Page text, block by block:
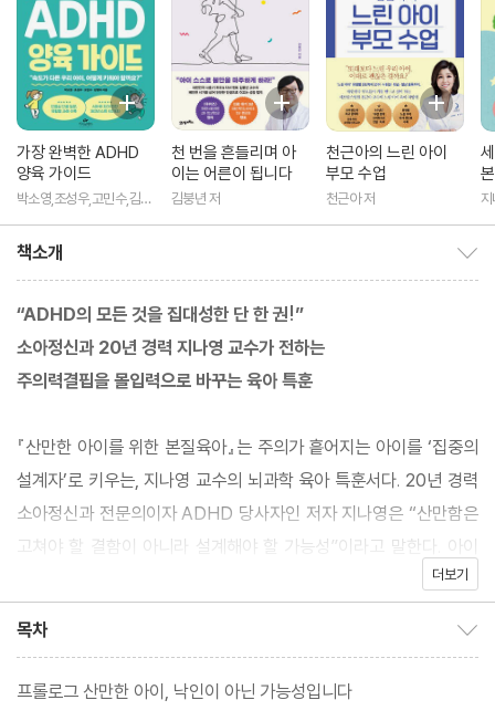
가장 완벽한 ADHD
양육 가이드
박소영,조성우,고민수,김병
천 번을 흔들리며 아
이는 어른이 됩니다
김붕년 저
천근아의 느린 아이
부모 수업
천근아 저
책소개
“ADHD의 모든 것을 집대성한 단 한 권!”
소아정신과 20년 경력 지나영 교수가 전하는
주의력결핍을 몰입력으로 바꾸는 육아 특훈
『산만한 아이를 위한 본질육아』는 주의가 흩어지는 아이를 ‘집중의
설계자’로 키우는, 지나영 교수의 뇌과학 육아 특훈서다. 20년 경력
소아정신과 전문의이자 ADHD 당사자인 저자 지나영은 “산만함은
고쳐야 할 결함이 아니라 설계해야 할 가능성”이라고 말한다. 아이
의 주의력, 충동성, 계획력 부족을 단순한 훈육의 문제가 아니라 뇌
실천 전략으로 바꾸는 방법을 구체적으로 제시한다.
더보기
목차
프롤로그 산만한 아이, 낙인이 아닌 가능성입니다